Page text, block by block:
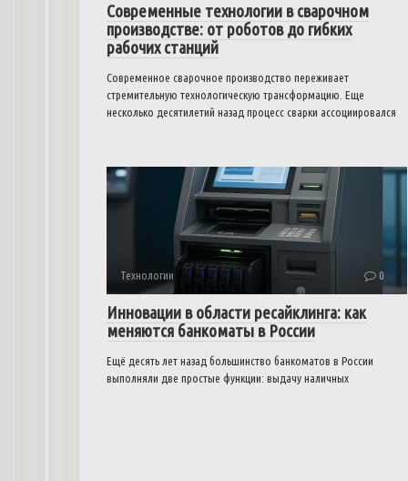
Современные технологии в сварочном
производстве: от роботов до гибких
рабочих станций
Современное сварочное производство переживает
стремительную технологическую трансформацию. Еще
несколько десятилетий назад процесс сварки ассоциировался
Технологии 0
Инновации в области ресайклинга: как
меняются банкоматы в России
Ещё десять лет назад большинство банкоматов в России
выполняли две простые функции: выдачу наличных